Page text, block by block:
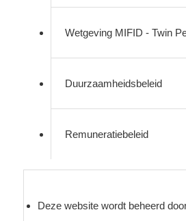
Wetgeving MIFID - Twin
Duurzaamheidsbeleid
Remuneratiebeleid
Deze website wordt beheerd